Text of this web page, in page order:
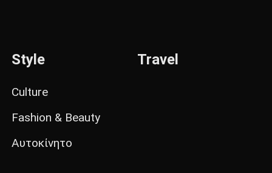
Style
Culture
Fashion & Beauty
Αυτοκίνητο
Travel